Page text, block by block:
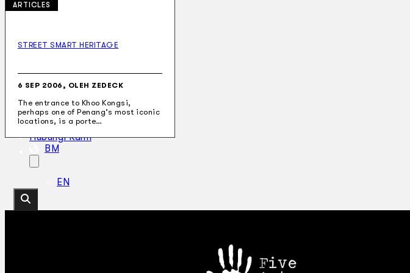
Teater
Tarian
Penapisan
Sejarah Lisan
Mengenai Kami
Hubungi Kami
BM
EN
ARTICLES
STREET SMART HERITAGE
6 SEP 2006, OLEH ZEDECK
The entrance to Khoo Kongsi,
perhaps one of Penang’s most iconic
locations, is a porte…